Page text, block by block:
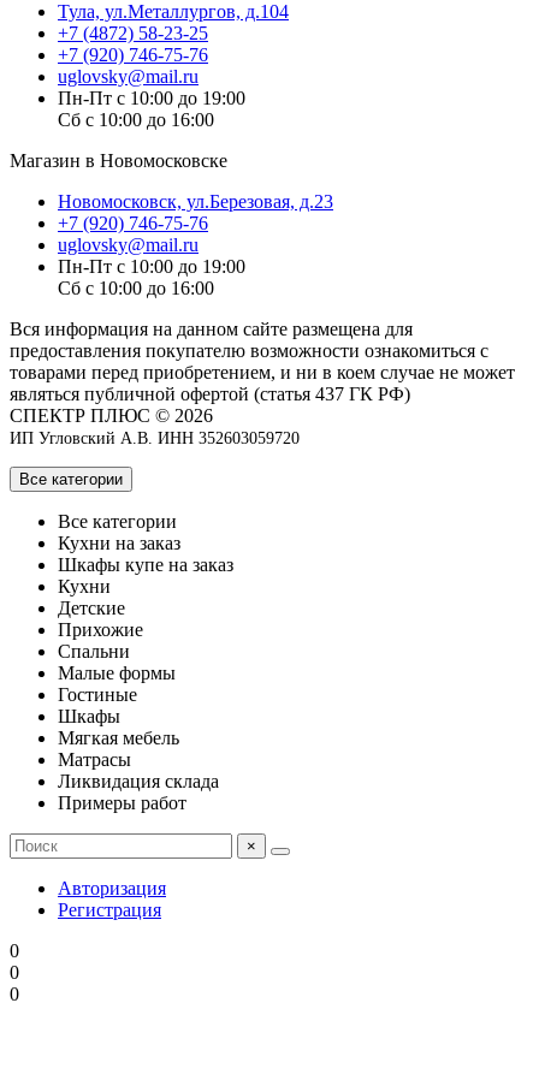
Тула, ул.Металлургов, д.104
+7 (4872) 58-23-25
+7 (920) 746-75-76
uglovsky@mail.ru
Пн-Пт с 10:00 до 19:00
Сб с 10:00 до 16:00
Магазин в Новомосковске
Новомосковск, ул.Березовая, д.23
+7 (920) 746-75-76
uglovsky@mail.ru
Пн-Пт с 10:00 до 19:00
Сб с 10:00 до 16:00
Вся информация на данном сайте размещена для
предоставления покупателю возможности ознакомиться с
товарами перед приобретением, и ни в коем случае не может
являться публичной офертой (статья 437 ГК РФ)
СПЕКТР ПЛЮС © 2026
ИП Угловский А.В. ИНН 352603059720
Все категории
Все категории
Кухни на заказ
Шкафы купе на заказ
Кухни
Детские
Прихожие
Спальни
Малые формы
Гостиные
Шкафы
Мягкая мебель
Матрасы
Ликвидация склада
Примеры работ
×
Авторизация
Регистрация
0
0
0